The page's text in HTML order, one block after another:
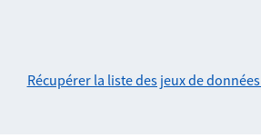
Récupérer la liste des jeux de